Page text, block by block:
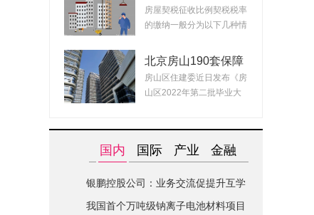
什么？ 2022房产契
税最新政策
房屋契税征收比例契税税率
的缴纳一般分为以下几种情
北京房山190套保障
租赁房面向毕业生配
租 房源均为精装交
房山区住建委近日发布《房
山区2022年第二批毕业大
国内 国际 产业 金融
银鹏控股公司：业务交流促提升互学
互鉴共进步|世界简讯
我国首个万吨级钠离子电池材料项目